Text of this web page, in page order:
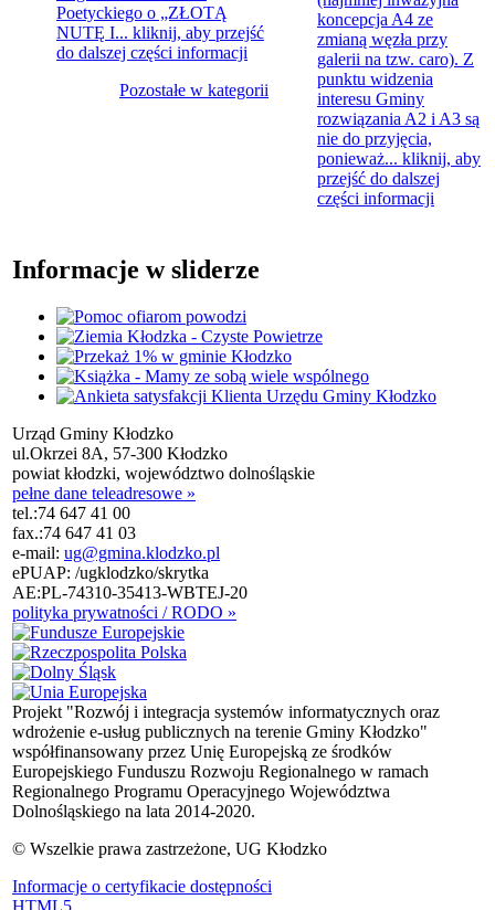
Poetyckiego o „ZŁOTĄ
NUTĘ I... kliknij, aby przejść
do dalszej części informacji
Pozostałe w kategorii
koncepcja A4 ze
zmianą węzła przy
galerii na tzw. caro). Z
punktu widzenia
interesu Gminy
rozwiązania A2 i A3 są
nie do przyjęcia,
ponieważ... kliknij, aby
przejść do dalszej
części informacji
Informacje w sliderze
Urząd Gminy Kłodzko
ul.Okrzei 8A, 57-300 Kłodzko
powiat kłodzki, województwo dolnośląskie
pełne dane teleadresowe »
tel.:74 647 41 00
fax.:74 647 41 03
e-mail: ug@gmina.klodzko.pl
ePUAP: /ugklodzko/skrytka
AE:PL-74310-35413-WBTEJ-20
polityka prywatności / RODO »
Projekt "Rozwój i integracja systemów informatycznych oraz
wdrożenie e-usług publicznych na terenie Gminy Kłodzko"
współfinansowany przez Unię Europejską ze środków
Europejskiego Funduszu Rozwoju Regionalnego w ramach
Regionalnego Programu Operacyjnego Województwa
Dolnośląskiego na lata 2014-2020.
© Wszelkie prawa zastrzeżone, UG Kłodzko
Informacje o certyfikacie dostępności
HTML5